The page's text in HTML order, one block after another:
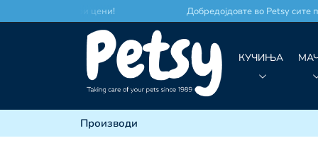
по најдобри цени! Добредојдовте во Petsy сите
КУЧИЊА
Производи